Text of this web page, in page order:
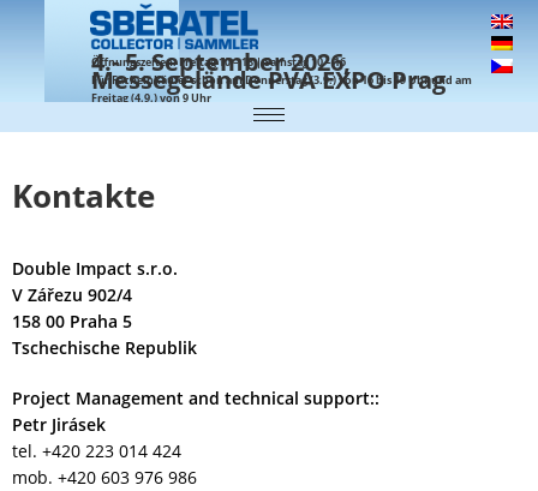
4.- 5. September 2026,
Messegelände PVA EXPO Prag
Öffnungszeiten: Freitag 10 – 18 | Samstag 10 – 16
Für Facheinkäufer schon am Donnerstag (3.9.) von 16 bis 19 Uhr und am
Freitag (4.9.) von 9 Uhr
Kontakte
Double Impact s.r.o.
V Zářezu 902/4
158 00 Praha 5
Tschechische Republik
Project Management and technical support::
Petr Jirásek
tel. +420 223 014 424
mob. +420 603 976 986